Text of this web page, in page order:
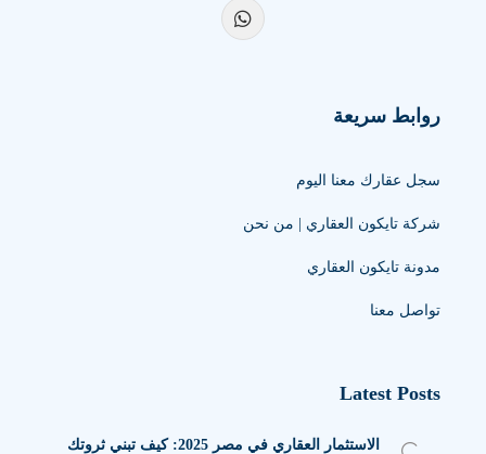
روابط سريعة
سجل عقارك معنا اليوم
شركة تايكون العقاري | من نحن
مدونة تايكون العقاري
تواصل معنا
Latest Posts
الاستثمار العقاري في مصر 2025: كيف تبني ثروتك